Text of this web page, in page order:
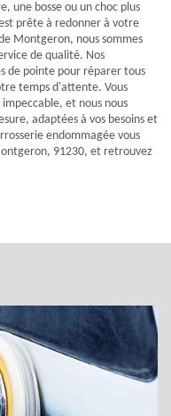
une bosse ou un choc plus
prête à redonner à votre
Montgeron, nous sommes
de qualité. Nos
de pointe pour réparer tous
temps d'attente. Vous
et nous nous
adaptées à vos besoins et
endommagée vous
91230, et retrouvez